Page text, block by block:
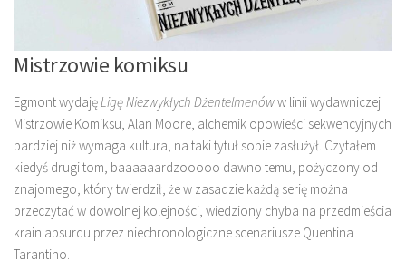
Mistrzowie komiksu
Egmont wydajęLigę Niezwykłych Dżentelmenóww linii wydawniczej
Mistrzowie Komiksu, Alan Moore, alchemik opowieści sekwencyjnych
bardziej niż wymaga kultura, na taki tytuł sobie zasłużył. Czytałem
kiedyś drugi tom, baaaaaardzooooo dawno temu, pożyczony od
znajomego, który twierdził, że w zasadzie każdą serię można
przeczytać w dowolnej kolejności, wiedziony chyba na przedmieścia
krain absurdu przez niechronologiczne scenariusze Quentina
Tarantino.